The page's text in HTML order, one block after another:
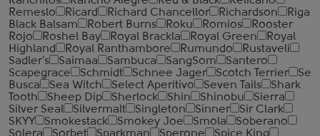
Remeslo
Ricard Richard Chancellor Richardson
Riga
Black Balsam
Robert Burns Roku Romios
Rooster
Rojo
Roshel Bay Royal Brackla Royal Green
Royal
Highland
Royal Ranthambore Rumundo
Rustaveli
Sadler's
Saimaa Sambuca SangSom
Santero
Scapegrace
Schmidt Schnee Jager Scotch Terrier
Se
Busca
Sea Witch Select Aperitivo Seven Tails
Shark
Tooth
Sheep Dip Sherlock Shin Shinobu
Sierra
Silver Seal
Silvermalt Singleton Sinner
Sir Clark
SKYY
Smokestack Smokey Joe Smola
Soberano